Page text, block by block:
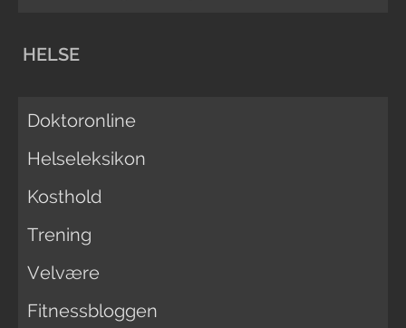
HELSE
Doktoronline
Helseleksikon
Kosthold
Trening
Velvære
Fitnessbloggen